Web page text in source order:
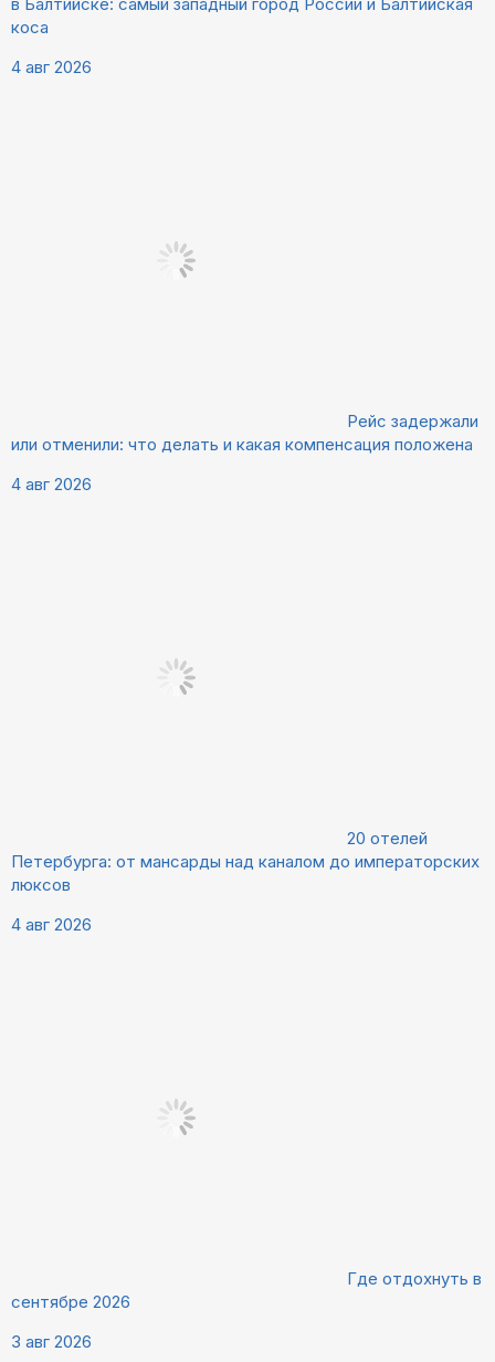
в Балтийске: самый западный город России и Балтийская
коса
4 авг 2026
Рейс задержали
или отменили: что делать и какая компенсация положена
4 авг 2026
20 отелей
Петербурга: от мансарды над каналом до императорских
люксов
4 авг 2026
Где отдохнуть в
сентябре 2026
3 авг 2026